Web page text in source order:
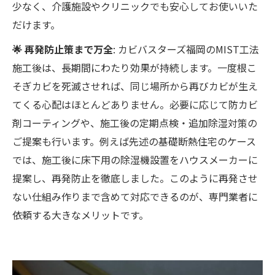
少なく、介護施設やクリニックでも安心してお使いいた
だけます。
🌟 再発防止策まで万全: カビバスターズ福岡のMIST工法
施工後は、長期間にわたり効果が持続します。一度根こ
そぎカビを死滅させれば、同じ場所から再びカビが生え
てくる心配はほとんどありません。必要に応じて防カビ
剤コーティングや、施工後の定期点検・追加除湿対策の
ご提案も行います。例えば先述の基礎断熱住宅のケース
では、施工後に床下用の除湿機設置をハウスメーカーに
提案し、再発防止を徹底しました。このように再発させ
ない仕組み作りまで含めて対応できるのが、専門業者に
依頼する大きなメリットです。